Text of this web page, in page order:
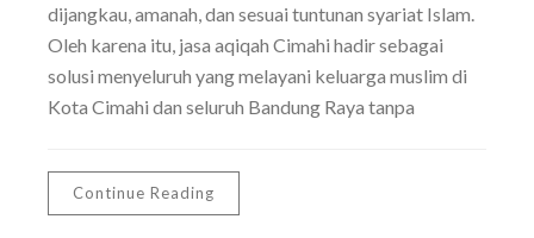
dijangkau, amanah, dan sesuai tuntunan syariat Islam.
Oleh karena itu, jasa aqiqah Cimahi hadir sebagai
solusi menyeluruh yang melayani keluarga muslim di
Kota Cimahi dan seluruh Bandung Raya tanpa
Continue Reading